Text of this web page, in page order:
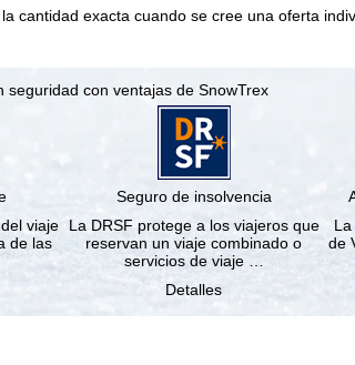
cantidad exacta cuando se cree una oferta
seguridad con ventajas de SnowTrex
viaje
de las
Seguro de insolvencia
La DRSF protege a los viajeros que
reservan un viaje combinado o
servicios de viaje …
Detalles
de